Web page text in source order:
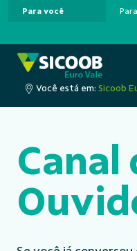
Pular para o Conteúdo
Para você
Você está em: Sicoob
Canal